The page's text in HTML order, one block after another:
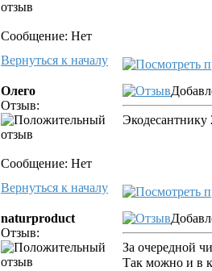
Сообщение: Нет
Вернуться к началу
Олего
Отзыв:
Сообщение: Нет
Экодесантнику
Вернуться к началу
naturproduct
Отзыв:
За очередной
Так можно и в